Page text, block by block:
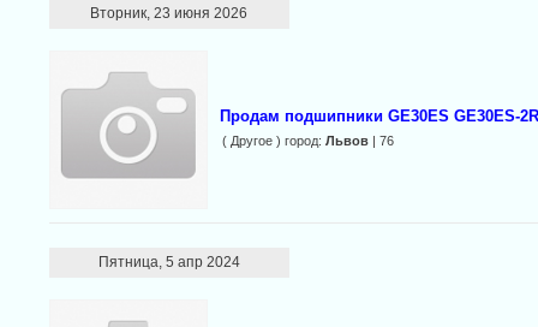
Вторник, 23 июня 2026
Продам подшипники GE30ES GE30ES-
( Другое ) город: Львов| 76
Пятница, 5 апр 2024